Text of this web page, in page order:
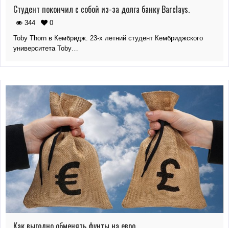
Студент покончил с собой из-за долга банку Barclays.
344
0
Toby Thorn в Кембридж. 23-х летний студент Кембриджского
университета Toby…